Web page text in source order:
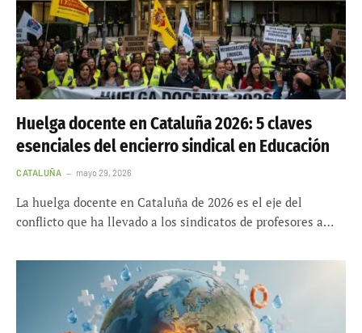
Huelga docente en Cataluña 2026: 5 claves
esenciales del encierro sindical en Educación
CATALUÑA mayo 29, 2026
La huelga docente en Cataluña de 2026 es el eje del
conflicto que ha llevado a los sindicatos de profesores a…